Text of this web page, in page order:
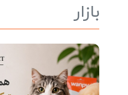
بازار